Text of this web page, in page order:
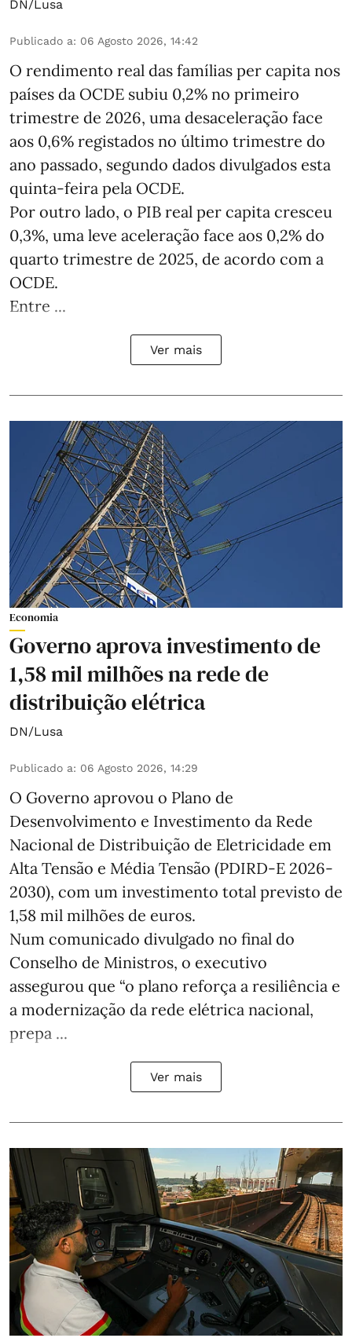
DN/Lusa
Publicado a: 06 Agosto 2026, 14:42
O rendimento real das famílias per capita nos
países da OCDE subiu 0,2% no primeiro
trimestre de 2026, uma desaceleração face
aos 0,6% registados no último trimestre do
ano passado, segundo dados divulgados esta
quinta-feira pela OCDE.
Por outro lado, o PIB real per capita cresceu
0,3%, uma leve aceleração face aos 0,2% do
quarto trimestre de 2025, de acordo com a
OCDE.
Entre ...
Ver mais
Economia
Governo aprova investimento de
1,58 mil milhões na rede de
distribuição elétrica
DN/Lusa
Publicado a: 06 Agosto 2026, 14:29
O Governo aprovou o Plano de
Desenvolvimento e Investimento da Rede
Nacional de Distribuição de Eletricidade em
Alta Tensão e Média Tensão (PDIRD-E 2026-
2030), com um investimento total previsto de
1,58 mil milhões de euros.
Num comunicado divulgado no final do
Conselho de Ministros, o executivo
assegurou que “o plano reforça a resiliência e
a modernização da rede elétrica nacional,
prepa ...
Ver mais